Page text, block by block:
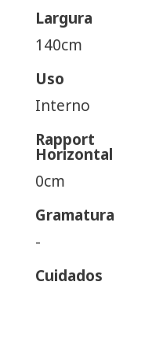
Largura
140cm
Uso
Interno
Rapport
Horizontal
0cm
Gramatura
-
Cuidados